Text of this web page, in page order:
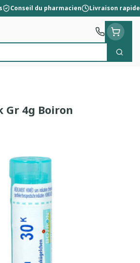
Conseil du pharmacien Livraison rapide
Gr 4g Boiron